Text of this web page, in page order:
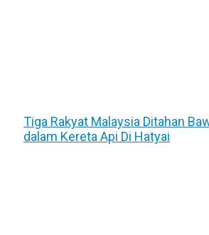
Tiga Rakyat Malaysia Ditahan
dalam Kereta Api Di Hatyai